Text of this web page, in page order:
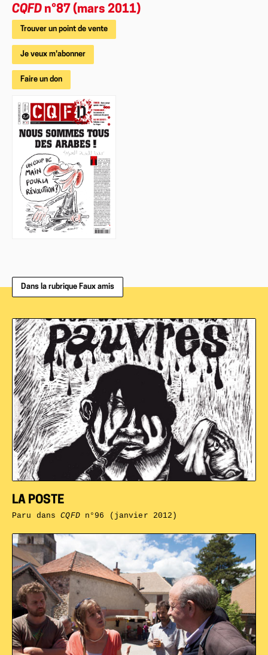
CQFD n°87 (mars 2011)
Trouver un point de vente
Je veux m'abonner
Faire un don
Dans la rubrique Faux amis
LA POSTE
Paru dansCQFDn°96 (janvier 2012)